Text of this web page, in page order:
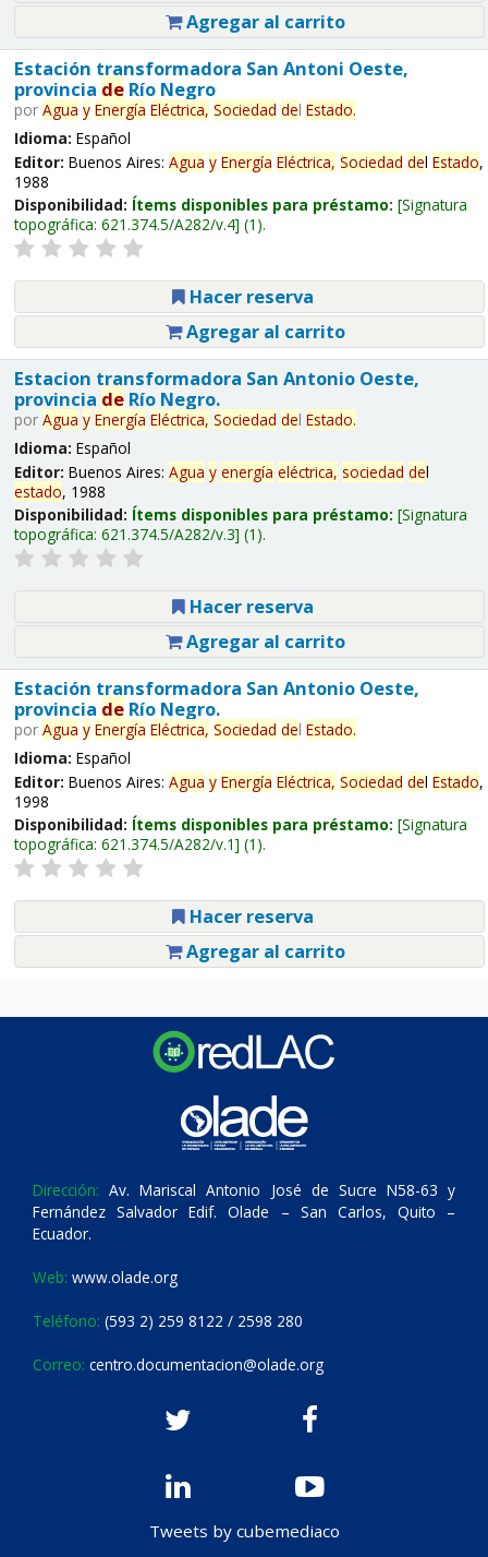
Agregar al carrito
Estación transformadora San Antoni Oeste,
provincia deRío Negro
por Agua y Energía Eléctrica, Sociedad del Estado.
Idioma: Español
Editor: Buenos Aires: Agua y Energía Eléctrica, Sociedad del Estado,
1988
Disponibilidad: Ítems disponibles para préstamo: Signatura
topográfica: 621.374.5/A282/v.4 (1).
Hacer reserva
Agregar al carrito
Estacion transformadora San Antonio Oeste,
provincia deRío Negro.
por Agua y Energía Eléctrica, Sociedad del Estado.
Idioma: Español
Editor: Buenos Aires: Agua y energía eléctrica, sociedad del
estado, 1988
Disponibilidad: Ítems disponibles para préstamo: Signatura
topográfica: 621.374.5/A282/v.3 (1).
Hacer reserva
Agregar al carrito
Estación transformadora San Antonio Oeste,
provincia deRío Negro.
por Agua y Energía Eléctrica, Sociedad del Estado.
Idioma: Español
Editor: Buenos Aires: Agua y Energía Eléctrica, Sociedad del Estado,
1998
Disponibilidad: Ítems disponibles para préstamo: Signatura
topográfica: 621.374.5/A282/v.1 (1).
Hacer reserva
Agregar al carrito
Dirección: Av. Mariscal Antonio José de Sucre N58-63 y
Fernández Salvador Edif. Olade – San Carlos, Quito –
Ecuador.
Web: www.olade.org
Teléfono: (593 2) 259 8122 / 2598 280
Correo: centro.documentacion@olade.org
Tweets by cubemediaco